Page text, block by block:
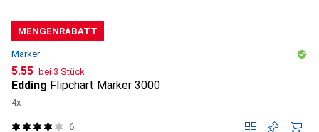
MENGENRABATT
Marker
CHF
5.55 bei 3 Stück
Edding Flipchart Marker 3000
4x
6